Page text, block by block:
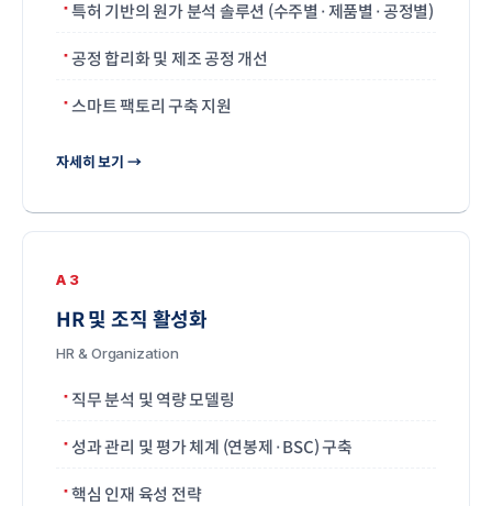
특허 기반의 원가 분석 솔루션 (수주별·제품별·공정별)
공정 합리화 및 제조 공정 개선
스마트 팩토리 구축 지원
자세히 보기 →
A3
HR 및 조직 활성화
HR & Organization
직무 분석 및 역량 모델링
성과 관리 및 평가 체계 (연봉제·BSC) 구축
핵심 인재 육성 전략